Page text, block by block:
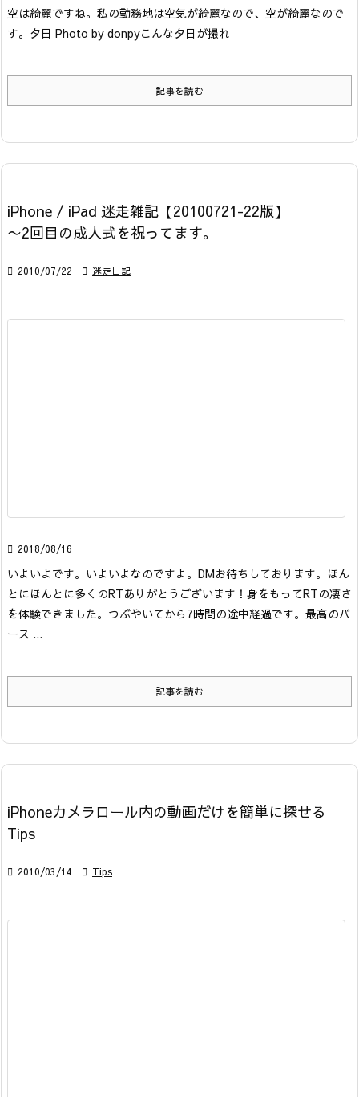
空は綺麗ですね。私の勤務地は空気が綺麗なので、空が綺麗なので
す。 夕日 Photo by donpyこんな夕日が撮れ
記事を読む
iPhone / iPad 迷走雑記【20100721-22版】
〜2回目の成人式を祝ってます。
 2010/07/22  迷走日記
 2018/08/16
いよいよです。いよいよなのですよ。DMお待ちしております。 ほん
とにほんとに多くのRTありがとうございます！ 身をもってRTの凄さ
を体験できました。つぶやいてから7時間の途中経過です。 最高のバ
ース ...
記事を読む
iPhoneカメラロール内の動画だけを簡単に探せる
Tips
 2010/03/14  Tips